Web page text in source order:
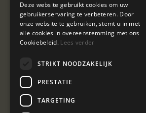
Vacatures
Deze website gebruikt cookies om uw
gebruikerservaring te verbeteren. Door
onze website te gebruiken, stemt u in met
alle cookies in overeenstemming met ons
Cookiebeleid. Lees verder
STRIKT NOODZAKELIJK
PRESTATIE
TARGETING